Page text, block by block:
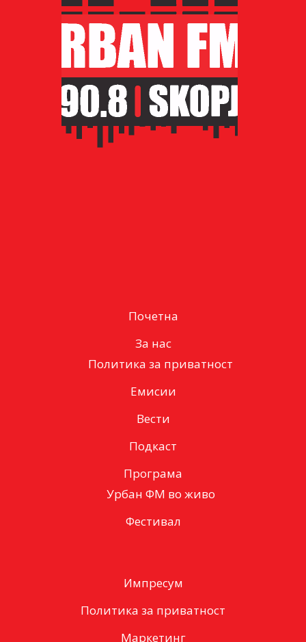
Почетна
За нас
Политика за приватност
Емисии
Вести
Подкаст
Програма
Урбан ФМ во живо
Фестивал
Импресум
Политика за приватност
Маркетинг